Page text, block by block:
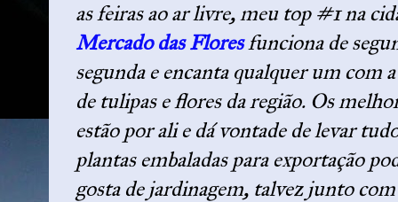
as feiras ao ar livre, meu top #1 na
Mercado das Floresfunciona de
segunda e encanta qualquer um com
de tulipas e flores da região. Os
estão por ali e dá vontade de levar
plantas embaladas para exportação
gosta de jardinagem, talvez junto com